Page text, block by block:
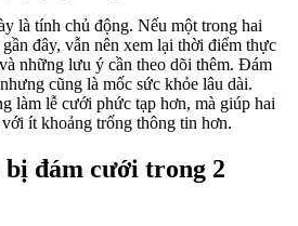
là tính chủ động. Nếu một trong hai
đây, vẫn nên xem lại thời điểm thực
những lưu ý cần theo dõi thêm. Đám
cũng là mốc sức khỏe lâu dài.
làm lễ cưới phức tạp hơn, mà giúp hai
ít khoảng trống thông tin hơn.
bị đám cưới trong 2